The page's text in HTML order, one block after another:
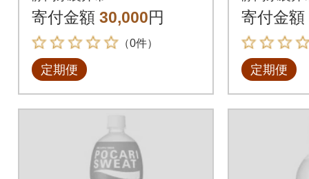
寄付金額 30,000円
（0件）
定期便
寄付金額
定期便